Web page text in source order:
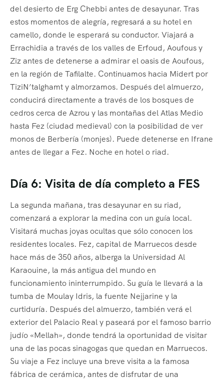
del desierto de Erg Chebbi antes de desayunar. Tras
estos momentos de alegría, regresará a su hotel en
camello, donde le esperará su conductor. Viajará a
Errachidia a través de los valles de Erfoud, Aoufous y
Ziz antes de detenerse a admirar el oasis de Aoufous,
en la región de Tafilalte. Continuamos hacia Midert por
TiziN’talghamt y almorzamos. Después del almuerzo,
conducirá directamente a través de los bosques de
cedros cerca de Azrou y las montañas del Atlas Medio
hasta Fez (ciudad medieval) con la posibilidad de ver
monos de Berbería (monjes). Puede detenerse en Ifrane
antes de llegar a Fez. Noche en hotel o riad.
Día 6: Visita de día completo a FES
La segunda mañana, tras desayunar en su riad,
comenzará a explorar la medina con un guía local.
Visitará muchas joyas ocultas que sólo conocen los
residentes locales. Fez, capital de Marruecos desde
hace más de 350 años, alberga la Universidad Al
Karaouine, la más antigua del mundo en
funcionamiento ininterrumpido. Su guía le llevará a la
tumba de Moulay Idris, la fuente Nejjarine y la
curtiduría. Después del almuerzo, también verá el
exterior del Palacio Real y paseará por el famoso barrio
judío «Mellah», donde tendrá la oportunidad de visitar
una de las pocas sinagogas que quedan en Marruecos.
Su viaje a Fez incluye una breve visita a la famosa
fábrica de cerámica, antes de disfrutar de una